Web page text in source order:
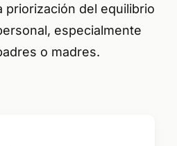
priorización del equilibrio
especialmente
o madres.